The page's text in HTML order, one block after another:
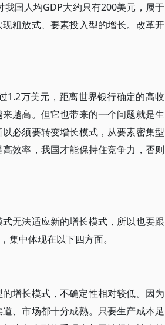
国人均GDP大约只有200美元，属于
粗放式、要素投入型的增长。改革开
1.2万美元，距离世界银行确定的高收
越高。但它也带来的一个问题就是生
必须要转变增长模式，从要素密集型
效率，我国才能保持住竞争力，否则
无法适应新的增长模式，所以也要跟
集中体现在以下四方面。
增长模式，不确定性相对较低。因为
、市场都十分成熟。只要生产成本足